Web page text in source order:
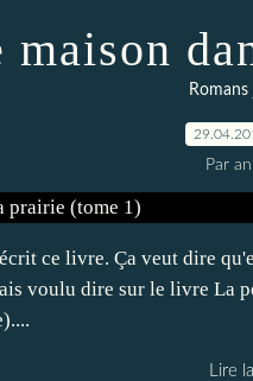
maison
Romans
Par
ce livre. Ça veut dire
voulu dire sur le livre La
Lire